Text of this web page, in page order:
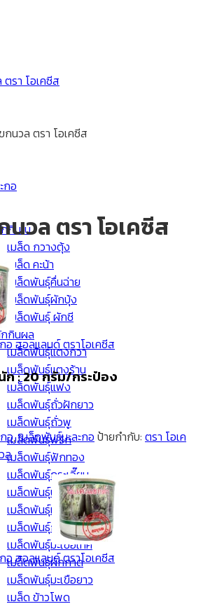
กินใบ
เมล็ด กวางตุ้ง
เมล็ด คะน้า
เมล็ดพันธุ์คื่นฉ่าย
เมล็ดพันธุ์ผักบุ้ง
เมล็ดพันธุ์ ผักชี
กินผล
เมล็ดพันธุ์แตงกวา
เมล็ดพันธุ์แตงร้าน
เมล็ดพันธุ์แฟง
เมล็ดพันธุ์ถั่วฝักยาว
เมล็ดพันธุ์ถั่วพู
เมล็ดพันธุ์พริก
เมล็ดพันธุ์ฟักทอง
เมล็ดพันธุ์กระเจี๊ยบ
เมล็ดพันธุ์บวบเหลี่ยม
เมล็ดพันธุ์แตงโม
เมล็ดพันธุ์กะหล่ำดอก
เมล็ดพันธุ์มะเขือเทศ
เมล็ดพันธุ์ผักกาด
เมล็ดพันธุ์มะเขือยาว
เมล็ด ข้าวโพด
กอ
นวล ตรา โอเคซีส
ก : 20 กรัม/กระป๋อง
อ,เมล็ดพันธุ์มะละกอ ป้ายกำกับ: ตรา โอเค
ล